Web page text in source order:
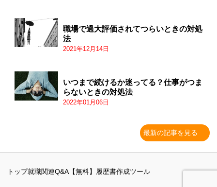
職場で過大評価されてつらいときの対処
法
2021年12月14日
いつまで続けるか迷ってる？仕事がつま
らないときの対処法
2022年01月06日
最新の記事を見る
トップ就職関連Q&A 【無料】履歴書作成ツール